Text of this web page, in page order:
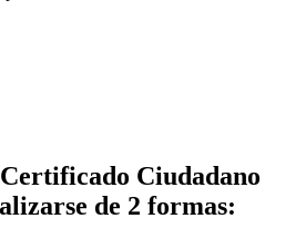
Ciudadano
de 2 formas: